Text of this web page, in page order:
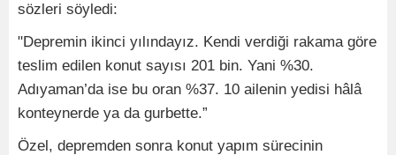
sözleri söyledi:
"Depremin ikinci yılındayız. Kendi verdiği rakama göre
teslim edilen konut sayısı 201 bin. Yani %30.
Adıyaman’da ise bu oran %37. 10 ailenin yedisi hâlâ
konteynerde ya da gurbette.”
Özel, depremden sonra konut yapım sürecinin